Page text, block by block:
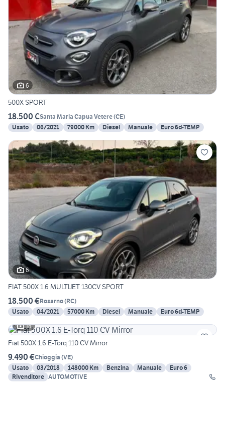
6
500X SPORT
18.500 €Santa Maria Capua Vetere(CE)
Usato
06/2021 79000 Km Diesel Manuale Euro 6d-TEMP
6
FIAT 500X 1.6 MULTIJET 130CV SPORT
18.500 €Rosarno(RC)
Usato
04/2021 57000 Km Diesel Manuale
Euro 6d-TEMP
18
Fiat 500X 1.6 E-Torq 110 CV Mirror
9.490 €Chioggia (VE)
Usato
03/2018 148000 Km Benzina Manuale
Euro 6
Rivenditore AUTOMOTIVE